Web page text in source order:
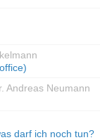
Andreas Neumann
darf ich noch tun?